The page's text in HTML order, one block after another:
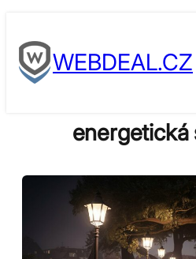
to
contentWEBDEAL.CZ
energetická